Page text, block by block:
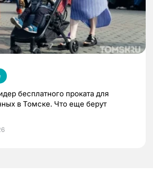
бесплатного проката для
в Томске. Что еще берут